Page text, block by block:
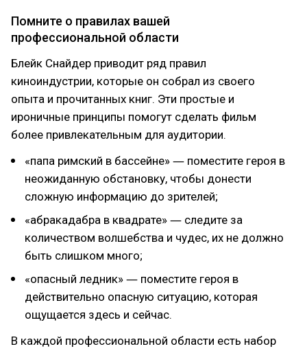
Помните о правилах вашей
профессиональной области
Блейк Снайдер приводит ряд правил
киноиндустрии, которые он собрал из своего
опыта и прочитанных книг. Эти простые и
ироничные принципы помогут сделать фильм
более привлекательным для аудитории.
«папа римский в бассейне» ― поместите героя в
неожиданную обстановку, чтобы донести
сложную информацию до зрителей;
«абракадабра в квадрате» ― следите за
количеством волшебства и чудес, их не должно
быть слишком много;
«опасный ледник» ― поместите героя в
действительно опасную ситуацию, которая
ощущается здесь и сейчас.
В каждой профессиональной области есть набор